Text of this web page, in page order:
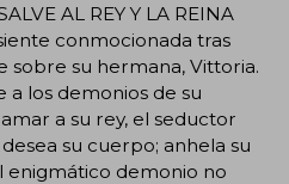
AL REY Y LA REINA
conmocionada tras
su hermana, Vittoria.
los demonios de su
a su rey, el seductor
su cuerpo; anhela su
enigmático demonio no